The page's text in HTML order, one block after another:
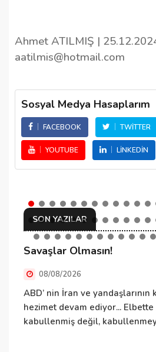
Ahmet ATILMIŞ |
aatilmis@hotmail.com
Sosyal Medya Hasaplarım
FACEBOOK TWITTER
YOUTUBE LINKEDIN
SON YAZILAR
Savaşlar Olmasın!
08/08/2026
ABD’ nin İran ve yandaşlarının
hezimet devam ediyor...
kabullenmiş değil,